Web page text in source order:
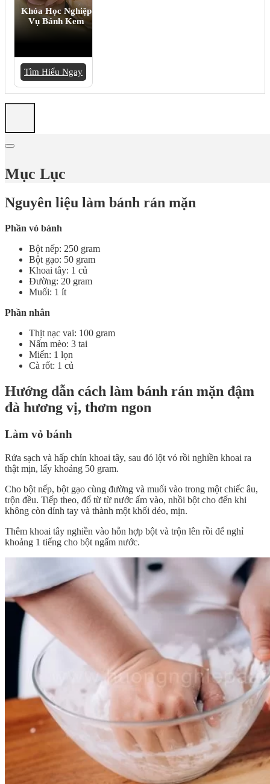
Khóa Học Nghiệp
Vụ Bánh Kem
Tìm Hiểu Ngay
Mục Lục
Nguyên liệu làm bánh rán mặn
Phần vỏ bánh
Bột nếp: 250 gram
Bột gạo: 50 gram
Khoai tây: 1 củ
Đường: 20 gram
Muối: 1 ít
Phần nhân
Thịt nạc vai: 100 gram
Nấm mèo: 3 tai
Miến: 1 lọn
Cà rốt: 1 củ
Hướng dẫn cách làm bánh rán mặn đậm
đà hương vị, thơm ngon
Làm vỏ bánh
Rửa sạch và hấp chín khoai tây, sau đó lột vỏ rồi nghiền khoai ra
thật mịn, lấy khoảng 50 gram.
Cho bột nếp, bột gạo cùng đường và muối vào trong một chiếc âu,
trộn đều. Tiếp theo, đổ từ từ nước ấm vào, nhồi bột cho đến khi
không còn dính tay và thành một khối dẻo, mịn.
Thêm khoai tây nghiền vào hỗn hợp bột và trộn lên rồi để nghỉ
khoảng 1 tiếng cho bột ngấm nước.